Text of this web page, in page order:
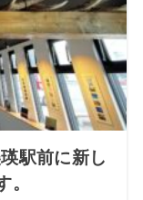
駅前に新し
。